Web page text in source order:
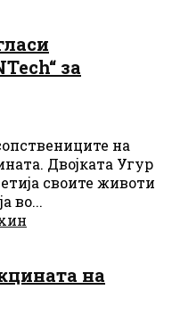
за
на
Двојката Угур
своите животи
во...
на